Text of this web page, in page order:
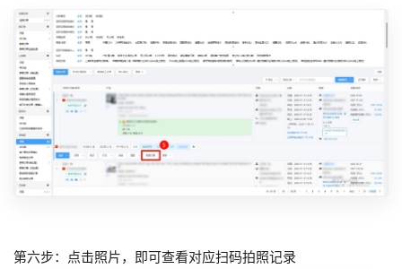
第六步：点击照片，即可查看对应扫码拍照记录